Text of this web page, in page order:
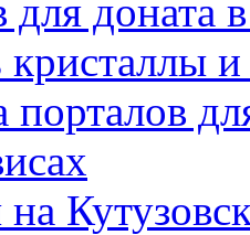
для
кристаллы
порталов